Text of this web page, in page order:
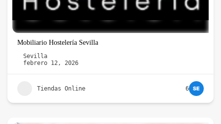
Mobiliario Hostelería Sevilla
Sevilla
febrero 12, 2026
Tiendas Online 6